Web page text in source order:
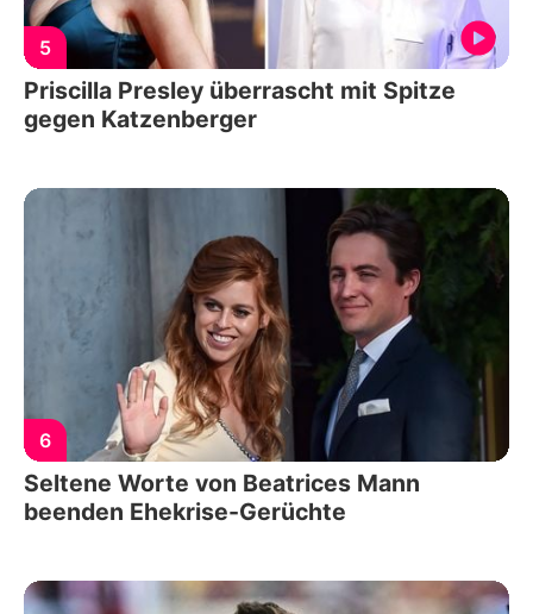
5
Priscilla Presley überrascht mit Spitze
gegen Katzenberger
6
Seltene Worte von Beatrices Mann
beenden Ehekrise-Gerüchte